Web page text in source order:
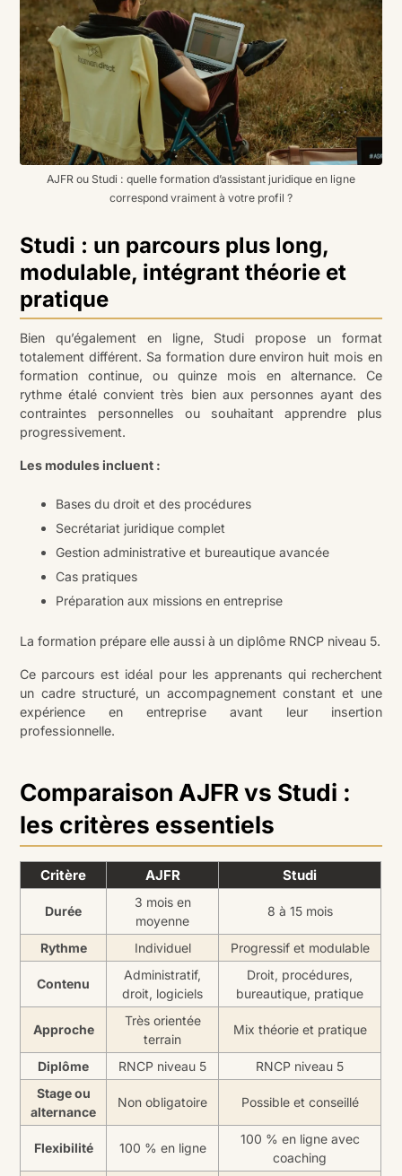
AJFR ou Studi : quelle formation d’assistant juridique en ligne
correspond vraiment à votre profil ?
Studi : un parcours plus long,
modulable, intégrant théorie et
pratique
Bien qu’également en ligne, Studi propose un format
totalement différent. Sa formation dure environ huit mois en
formation continue, ou quinze mois en alternance. Ce
rythme étalé convient très bien aux personnes ayant des
contraintes personnelles ou souhaitant apprendre plus
progressivement.
Les modules incluent :
Bases du droit et des procédures
Secrétariat juridique complet
Gestion administrative et bureautique avancée
Cas pratiques
Préparation aux missions en entreprise
La formation prépare elle aussi à un diplôme RNCP niveau 5.
Ce parcours est idéal pour les apprenants qui recherchent
un cadre structuré, un accompagnement constant et une
expérience en entreprise avant leur insertion
professionnelle.
Comparaison AJFR vs Studi :
les critères essentiels
Critère AJFR Studi
Durée
3 mois en
moyenne
8 à 15 mois
Rythme Individuel Progressif et modulable
Contenu
Administratif,
droit, logiciels
Droit, procédures,
bureautique, pratique
Approche
Très orientée
terrain
Mix théorie et pratique
Diplôme RNCP niveau 5
RNCP niveau 5
Stage ou
alternance
Non obligatoire Possible et conseillé
Flexibilité 100 % en ligne
100 % en ligne avec
coaching